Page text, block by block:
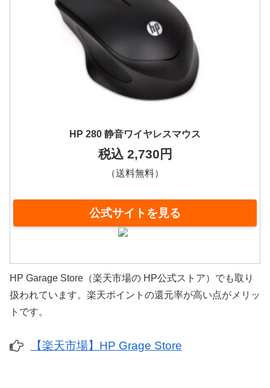
HP 280 静音ワイヤレスマウス
税込 2,730円
（送料無料）
公式サイトを見る
HP Garage Store（楽天市場の HP公式ストア）でも取り
扱われています。楽天ポイントの還元率が高い点がメリッ
トです。
【楽天市場】HP Grage Store